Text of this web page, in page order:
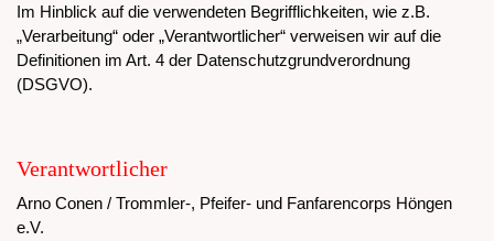
Im Hinblick auf die verwendeten Begrifflichkeiten, wie z.B.
„Verarbeitung“ oder „Verantwortlicher“ verweisen wir auf die
Definitionen im Art. 4 der Datenschutzgrundverordnung
(DSGVO).
Verantwortlicher
Arno Conen / Trommler-, Pfeifer- und Fanfarencorps Höngen
e.V.